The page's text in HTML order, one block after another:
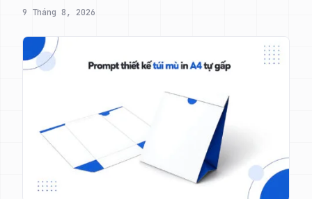
9 Tháng 8, 2026